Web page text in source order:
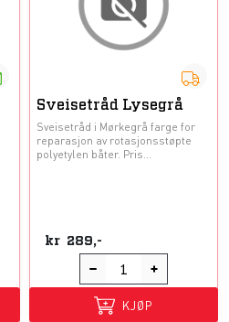
Sveisetråd Lysegrå
Sveisetråd i Mørkegrå farge for
reparasjon av rotasjonsstøpte
polyetylen båter. Pris...
kr 289,-
KJØP